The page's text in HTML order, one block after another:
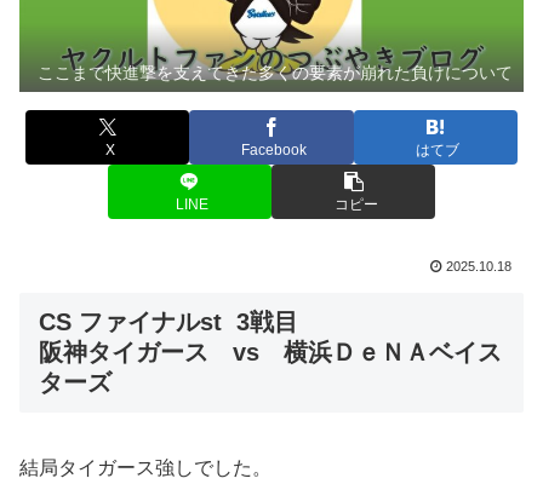
ここまで快進撃を支えてきた多くの要素が崩れた負けについて
X Facebook はてブ
LINE コピー
2025.10.18
CS ファイナルst 3戦目
阪神タイガース vs 横浜ＤｅＮＡベイス
ターズ
結局タイガース強しでした。